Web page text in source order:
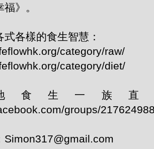
福》。
各樣的食生智慧：
category/raw/
category/diet/
食生一族直
groups/
Simon317@gmail.com